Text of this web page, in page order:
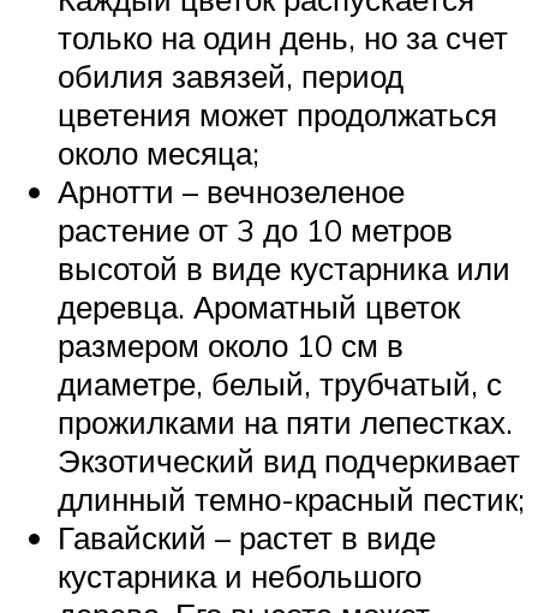
только на один день, но за счет
обилия завязей, период
цветения может продолжаться
около месяца;
Арнотти – вечнозеленое
растение от 3 до 10 метров
высотой в виде кустарника или
деревца. Ароматный цветок
размером около 10 см в
диаметре, белый, трубчатый, с
прожилками на пяти лепестках.
Экзотический вид подчеркивает
длинный темно-красный пестик;
Гавайский – растет в виде
кустарника и небольшого